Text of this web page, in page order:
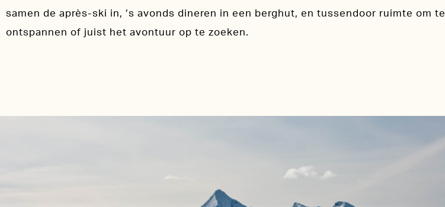
samen de après-ski in, ’s avonds dineren in een berghut, en tussendoor ruimte om te
ontspannen of juist het avontuur op te zoeken.